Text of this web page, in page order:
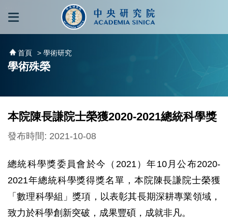
跳到主要內容區塊
首頁 > 學術研究
學術殊榮
本院陳長謙院士榮獲2020-2021總統科學獎
發布時間: 2021-10-08
總統科學獎委員會於今（2021）年10月公布2020-
2021年總統科學獎得獎名單，本院陳長謙院士榮獲
「數理科學組」獎項，以表彰其長期深耕專業領域，
致力於科學創新突破，成果豐碩，成就非凡。